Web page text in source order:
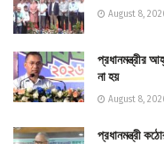
August 8,
প্রধানমন্ত্রীর
না হয়
August 8,
প্রধানমন্ত্রী